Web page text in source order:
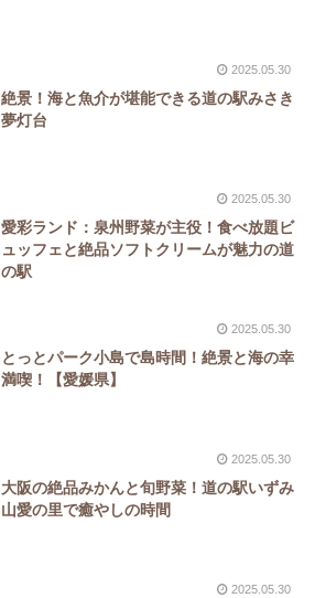
2025.05.30
絶景！海と魚介が堪能できる道の駅みさき
夢灯台
2025.05.30
愛彩ランド：泉州野菜が主役！食べ放題ビ
ュッフェと絶品ソフトクリームが魅力の道
の駅
2025.05.30
とっとパーク小島で島時間！絶景と海の幸
満喫！【愛媛県】
2025.05.30
大阪の絶品みかんと旬野菜！道の駅いずみ
山愛の里で癒やしの時間
2025.05.30